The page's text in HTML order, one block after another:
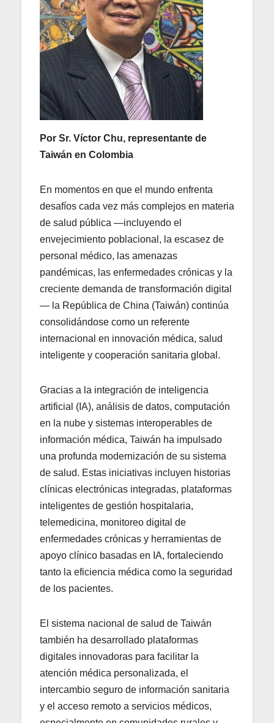
Por Sr. Víctor Chu, representante de
Taiwán en Colombia
En momentos en que el mundo enfrenta
desafíos cada vez más complejos en materia
de salud pública —incluyendo el
envejecimiento poblacional, la escasez de
personal médico, las amenazas
pandémicas, las enfermedades crónicas y la
creciente demanda de transformación digital
— la República de China (Taiwán) continúa
consolidándose como un referente
internacional en innovación médica, salud
inteligente y cooperación sanitaria global.
Gracias a la integración de inteligencia
artificial (IA), análisis de datos, computación
en la nube y sistemas interoperables de
información médica, Taiwán ha impulsado
una profunda modernización de su sistema
de salud. Estas iniciativas incluyen historias
clínicas electrónicas integradas, plataformas
inteligentes de gestión hospitalaria,
telemedicina, monitoreo digital de
enfermedades crónicas y herramientas de
apoyo clínico basadas en IA, fortaleciendo
tanto la eficiencia médica como la seguridad
de los pacientes.
El sistema nacional de salud de Taiwán
también ha desarrollado plataformas
digitales innovadoras para facilitar la
atención médica personalizada, el
intercambio seguro de información sanitaria
y el acceso remoto a servicios médicos,